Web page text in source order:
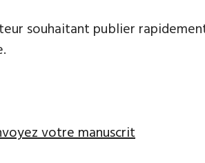
souhaitant publier
votre manuscrit